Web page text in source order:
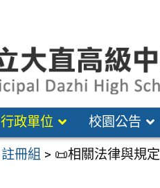
行政單位 校園公告
註冊組 > 📜相關法律與規定